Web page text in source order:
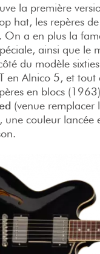
la première
hat, les repères
On a en plus la
ainsi que le
du modèle
en Alnico 5, et
en blocs
(venue remplacer
une couleur lancée